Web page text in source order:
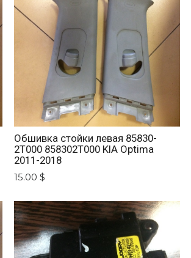
Обшивка стойки левая 85830-
2T000 858302T000 KIA Optima
2011-2018
15.00 $